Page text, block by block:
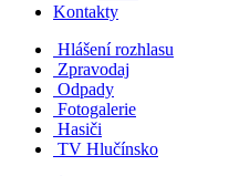
Kontakty
Hlášení rozhlasu
Zpravodaj
Odpady
Fotogalerie
Hasiči
TV Hlučínsko